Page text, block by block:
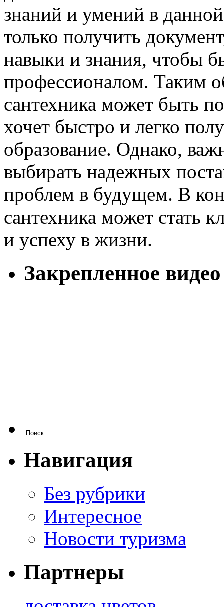
знаний и умений в
только получить
навыки и знания, чтобы
профессионалом. Таким
сантехника может быть
хочет быстро и легко
образование. Однако,
выбирать надежных
проблем в будущем. В
сантехника может стать
и успеху в жизни.
Закрепленное видео
Навигация
Без рубрики
Интересное
Новости туризма
Партнеры